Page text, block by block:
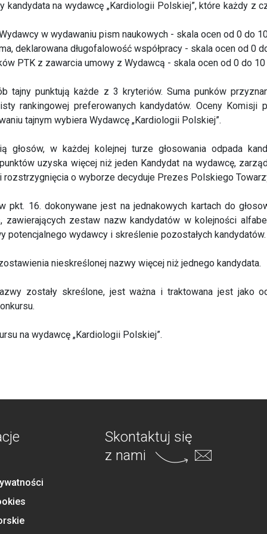
kandydata na wydawcę „Kardiologii Polskiej”, które każdy z
w wydawaniu pism naukowych - skala ocen od 0 do
deklarowana długofalowość współpracy - skala ocen od 0
PTK z zawarcia umowy z Wydawcą - skala ocen od 0 do 10
tajny punktują każde z 3 kryteriów. Suma punków
rankingowej preferowanych kandydatów. Oceny Komisji
tajnym wybiera Wydawcę „Kardiologii Polskiej”.
głosów, w każdej kolejnej turze głosowania odpada
uzyska więcej niż jeden Kandydat na wydawcę,
rozstrzygnięcia o wyborze decyduje Prezes Polskiego
pkt. 16. dokonywane jest na jednakowych kartach do
zawierających zestaw nazw kandydatów w kolejności
wydawcy i skreślenie pozostałych kandydatów.
nieskreślonej nazwy więcej niż jednego kandydata.
zostały skreślone, jest ważna i traktowana jest jako
na wydawcę „Kardiologii Polskiej”.
Skontaktuj się
z nami